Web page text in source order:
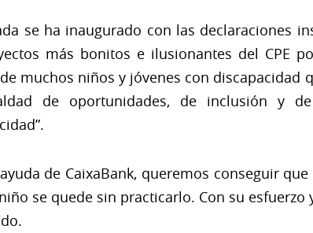
se ha inaugurado con las declaraciones
más bonitos e ilusionantes del CPE
muchos niños y jóvenes con
de oportunidades, de inclusión y
de CaixaBank, queremos conseguir
se quede sin practicarlo. Con su